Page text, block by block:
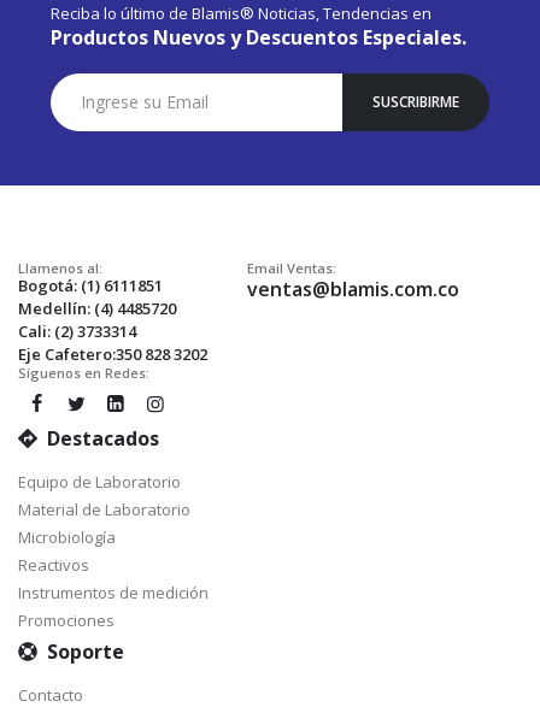
Reciba lo último de Blamis® Noticias, Tendencias en
Productos Nuevos y Descuentos Especiales.
Suscríbase
a
Nuestro
SUSCRIBIRME
Llamenos al:
Bogotá: (1) 6111851
Medellín: (4) 4485720
Cali: (2) 3733314
Eje Cafetero:350 828 3202
Email Ventas:
ventas@blamis.com.co
Síguenos en Redes:
Destacados
Equipo de Laboratorio
Material de Laboratorio
Microbiología
Reactivos
Instrumentos de medición
Promociones
Soporte
Contacto